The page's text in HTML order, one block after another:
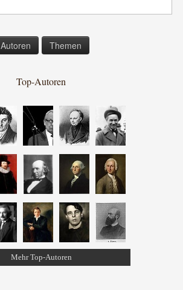
Autoren Themen
Top-Autoren
Mehr Top-Autoren